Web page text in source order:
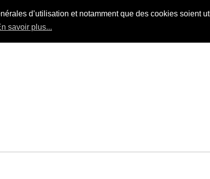
d’utilisation et notamment que des cookies soient
savoir plus...